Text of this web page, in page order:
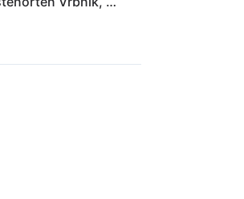
Kroatiens und
ausgezeichnete
Žlahtina.